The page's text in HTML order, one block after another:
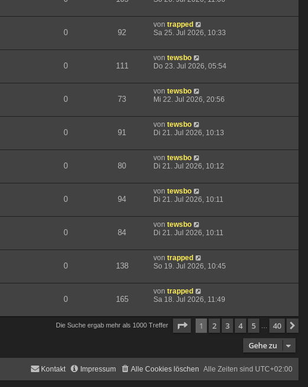
0 92
von trapped
Sa 25. Jul 2026, 10:33
0 111
von tewsbo
Do 23. Jul 2026, 05:54
0 73
von tewsbo
Mi 22. Jul 2026, 20:56
0 91
von tewsbo
Di 21. Jul 2026, 10:13
0 80
von tewsbo
Di 21. Jul 2026, 10:12
0 94
von tewsbo
Di 21. Jul 2026, 10:11
0 84
von tewsbo
Di 21. Jul 2026, 10:11
0 138
von trapped
So 19. Jul 2026, 10:45
0 165
von trapped
Sa 18. Jul 2026, 11:49
Die Suche ergab mehr als 1000 Treffer Seite von40
1 2 3 4 5 40
Gehe zu
Alle Zeiten sind UTC+02:00
Alle Cookies löschen
Impressum
Kontakt